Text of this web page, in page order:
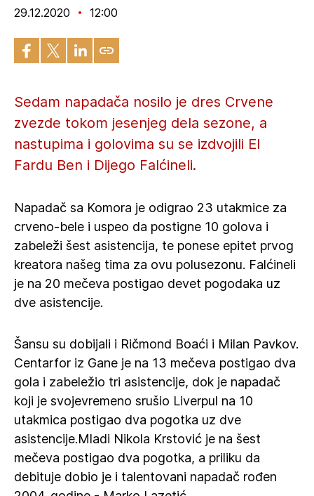
29.12.2020 12:00
Sedam napadača nosilo je dres Crvene
zvezde tokom jesenjeg dela sezone, a
nastupima i golovima su se izdvojili El
Fardu Ben i Dijego Falćineli.
Napadač sa Komora je odigrao 23 utakmice za
crveno-bele i uspeo da postigne 10 golova i
zabeleži šest asistencija, te ponese epitet prvog
kreatora našeg tima za ovu polusezonu. Falćineli
je na 20 mečeva postigao devet pogodaka uz
dve asistencije.
Šansu su dobijali i Ričmond Boaći i Milan Pavkov.
Centarfor iz Gane je na 13 mečeva postigao dva
gola i zabeležio tri asistencije, dok je napadač
koji je svojevremeno srušio Liverpul na 10
utakmica postigao dva pogotka uz dve
asistencije.Mladi Nikola Krstović je na šest
mečeva postigao dva pogotka, a priliku da
debituje dobio je i talentovani napadač rođen